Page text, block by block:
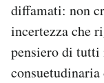
diffamati: non
incertezza che
pensiero di